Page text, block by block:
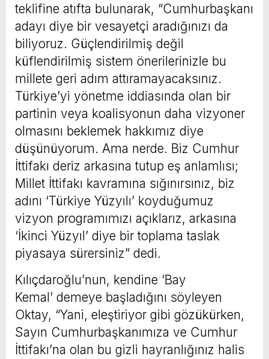
teklifine atıfta bulunarak, “Cumhurbaşkanı
adayı diye bir vesayetçi aradığınızı da
biliyoruz. Güçlendirilmiş değil
küflendirilmiş sistem önerilerinizle bu
millete geri adım attıramayacaksınız.
Türkiye’yi yönetme iddiasında olan bir
partinin veya koalisyonun daha vizyoner
olmasını beklemek hakkımız diye
düşünüyorum. Ama nerde. Biz Cumhur
İttifakı deriz arkasına tutup eş anlamlısı;
Millet İttifakı kavramına sığınırsınız, biz
adını ‘Türkiye Yüzyılı’ koyduğumuz
vizyon programımızı açıklarız, arkasına
‘İkinci Yüzyıl’ diye bir toplama taslak
piyasaya sürersiniz” dedi.
Kılıçdaroğlu’nun, kendine ‘Bay
Kemal’ demeye başladığını söyleyen
Oktay, “Yani, eleştiriyor gibi gözükürken,
Sayın Cumhurbaşkanımıza ve Cumhur
İttifakı’na olan bu gizli hayranlığınız halis